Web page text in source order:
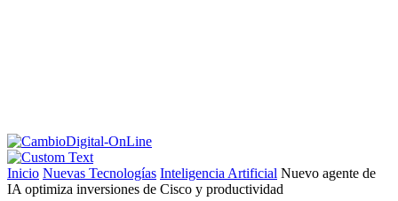
Inicio Nuevas Tecnologías Inteligencia Artificial Nuevo agente de
IA optimiza inversiones de Cisco y productividad